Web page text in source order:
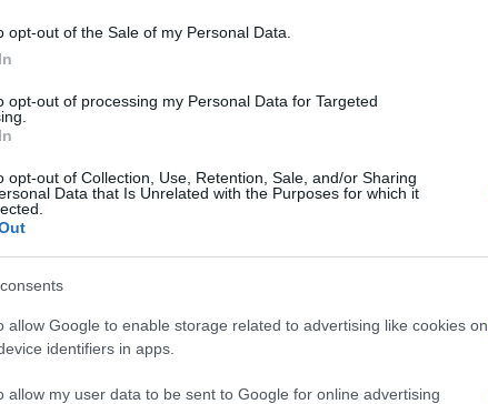
opt-out of the Sale of my Personal Data.
opt-out of processing my Personal Data for Targeted
opt-out of Collection, Use, Retention, Sale, and/or Sharing
Data that Is Unrelated with the Purposes for which it
allow Google to enable storage related to advertising like cookies on
identifiers in apps.
allow my user data to be sent to Google for online advertising
tra le parti a livello economico e per il
raggiunta, nonostante le
il 2019-2020 ha guadagnato circa 50
milioni di euro) più i bonus per il titolo. Per
di dollari (33 milioni di euro al cambio
la Mercedes riceverà dalla Formula
del 2018, allora il pilota inglese
milioni. Inoltre come benefit, l’iridato
Amg One, del valore di 2,7 milioni di euro.